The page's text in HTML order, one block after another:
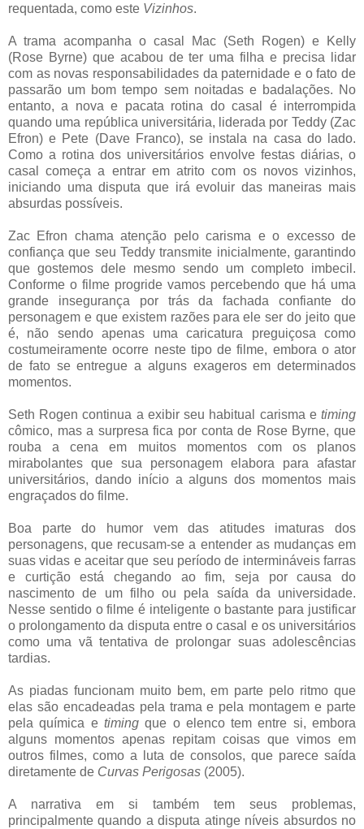
requentada, como este Vizinhos.
A trama acompanha o casal Mac (Seth Rogen) e Kelly
(Rose Byrne) que acabou de ter uma filha e precisa lidar
com as novas responsabilidades da paternidade e o fato de
passarão um bom tempo sem noitadas e badalações. No
entanto, a nova e pacata rotina do casal é interrompida
quando uma república universitária, liderada por Teddy (Zac
Efron) e Pete (Dave Franco), se instala na casa do lado.
Como a rotina dos universitários envolve festas diárias, o
casal começa a entrar em atrito com os novos vizinhos,
iniciando uma disputa que irá evoluir das maneiras mais
absurdas possíveis.
Zac Efron chama atenção pelo carisma e o excesso de
confiança que seu Teddy transmite inicialmente, garantindo
que gostemos dele mesmo sendo um completo imbecil.
Conforme o filme progride vamos percebendo que há uma
grande insegurança por trás da fachada confiante do
personagem e que existem razões para ele ser do jeito que
é, não sendo apenas uma caricatura preguiçosa como
costumeiramente ocorre neste tipo de filme, embora o ator
de fato se entregue a alguns exageros em determinados
momentos.
Seth Rogen continua a exibir seu habitual carisma e timing
cômico, mas a surpresa fica por conta de Rose Byrne, que
rouba a cena em muitos momentos com os planos
mirabolantes que sua personagem elabora para afastar
universitários, dando início a alguns dos momentos mais
engraçados do filme.
Boa parte do humor vem das atitudes imaturas dos
personagens, que recusam-se a entender as mudanças em
suas vidas e aceitar que seu período de intermináveis farras
e curtição está chegando ao fim, seja por causa do
nascimento de um filho ou pela saída da universidade.
Nesse sentido o filme é inteligente o bastante para justificar
o prolongamento da disputa entre o casal e os universitários
como uma vã tentativa de prolongar suas adolescências
tardias.
As piadas funcionam muito bem, em parte pelo ritmo que
elas são encadeadas pela trama e pela montagem e parte
pela química e timingque o elenco tem entre si, embora
alguns momentos apenas repitam coisas que vimos em
outros filmes, como a luta de consolos, que parece saída
diretamente de Curvas Perigosas (2005).
A narrativa em si também tem seus problemas,
principalmente quando a disputa atinge níveis absurdos no